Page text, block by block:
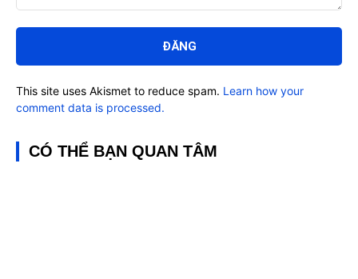
luận:
This site uses Akismet to reduce spam. Learn how your
comment data is processed.
CÓ THỂ BẠN QUAN TÂM